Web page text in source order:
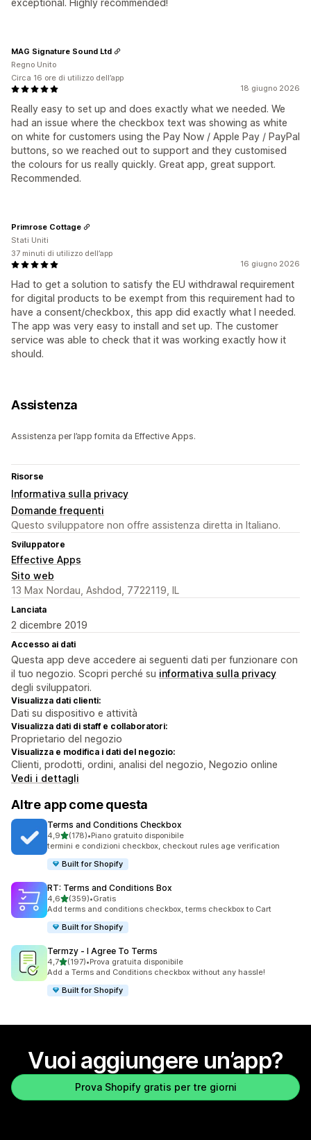
exceptional. Highly recommended!
18 giugno 2026
Really easy to set up and does exactly what we needed. We
had an issue where the checkbox text was showing as white
on white for customers using the Pay Now / Apple Pay / PayPal
buttons, so we reached out to support and they customised
the colours for us really quickly. Great app, great support.
Recommended.
MAG Signature Sound Ltd
Regno Unito
Circa 16 ore di utilizzo dell’app
16 giugno 2026
Had to get a solution to satisfy the EU withdrawal requirement
for digital products to be exempt from this requirement had to
have a consent/checkbox, this app did exactly what I needed.
The app was very easy to install and set up. The customer
service was able to check that it was working exactly how it
should.
Primrose Cottage
Stati Uniti
37 minuti di utilizzo dell’app
Assistenza
Assistenza per l’app fornita da Effective Apps.
Risorse
Informativa sulla privacy
Domande frequenti
Questo sviluppatore non offre assistenza diretta in Italiano.
Sviluppatore
Effective Apps
Sito web
13 Max Nordau, Ashdod, 7722119, IL
Lanciata
2 dicembre 2019
Accesso ai dati
Questa app deve accedere ai seguenti dati per funzionare con
il tuo negozio. Scopri perché su informativa sulla privacy
degli sviluppatori.
Visualizza dati clienti:
Dati su dispositivo e attività
Visualizza dati di staff e collaboratori:
Proprietario del negozio
Visualizza e modifica i dati del negozio:
Clienti, prodotti, ordini, analisi del negozio, Negozio online
Vedi i dettagli
Altre app come questa
Terms and Conditions Checkbox
4,9stelle su 5
(178)
178 recensioni totali
•Piano gratuito disponibile
termini e condizioni checkbox, checkout rules age verification
Built for Shopify
RT: Terms and Conditions Box
4,6stelle su 5
(359)
359 recensioni totali
•Gratis
Add terms and conditions checkbox, terms checkbox to Cart
Built for Shopify
Termzy ‑ I Agree To Terms
4,7stelle su 5
(197)
197 recensioni totali
•Prova gratuita disponibile
Add a Terms and Conditions checkbox without any hassle!
Built for Shopify
Vuoi aggiungere un’app?
Prova Shopify gratis per tre giorni